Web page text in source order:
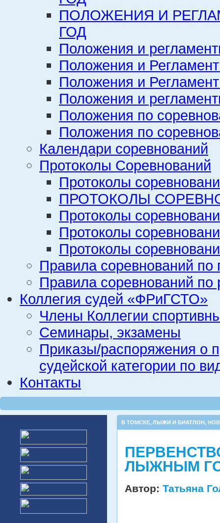
ПОЛОЖЕНИЯ И
ГОД
Положения и
Положения и
Положения и
Положения и
Положения по
Положения по
Календари соревнований
Протоколы Соревнований
Протоколы
ПРОТОКОЛЫ
Протоколы
Протоколы
Протоколы
Правила соревнований по
Правила соревнований по
Коллегия судей «ФРиГСТО»
Члены Коллегии
Семинары, экзамены
Приказы/распоряжения о
судейской категории по
Контакты
В ТОМСКЕ, ЛЫЖИ И БИАТЛОН,
ЛЫЖНЫМ
Автор: Татьяна